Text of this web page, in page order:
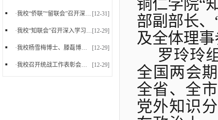
[12-31]
·我校“侨联”“留联会”召开深入学习党的二十届四...
[12-29]
·我校“知联会”召开深入学习党的二十届四中全会精...
[12-29]
·我校杨雪梅博士、滕磊博士参加中国民主促进会贵州...
[12-29]
·我校召开统战工作表彰会暨2025年下半年统战工作会...
铜仁学院“
部副部长、
及全体理事
罗玲玲
全国两会
全省、全
党外知识